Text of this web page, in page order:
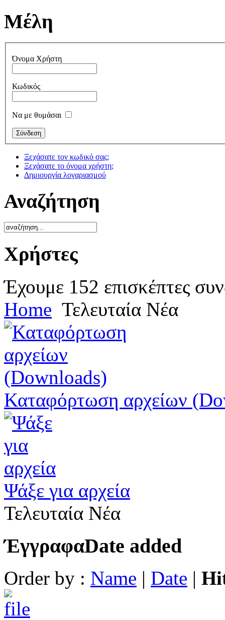
Μέλη
Όνομα Χρήστη
Κωδικός
Να με θυμάσαι
Ξεχάσατε τον κωδικό σας;
Ξεχάσατε το όνομα χρήστη;
Δημιουργία λογαριασμού
Αναζήτηση
Χρήστες
Έχουμε 152 επισκέπτες
Home Τελευταία Νέα
Καταφόρτωση αρχείων
Ψάξε για αρχεία
Τελευταία Νέα
ΈγγραφαDate added
Order by : Name | Date |